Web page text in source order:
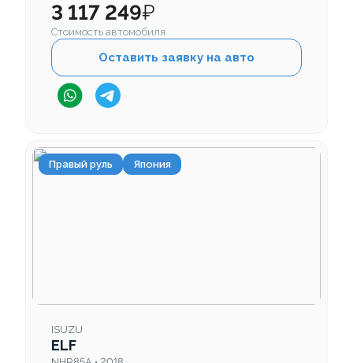
3 117 249₽
Стоимость автомобиля
Оставить заявку на авто
Правый руль Япония
ISUZU
ELF